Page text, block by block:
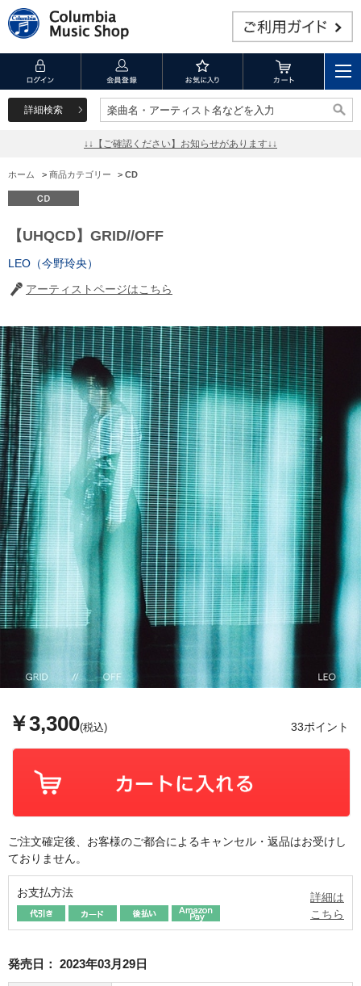
詳細検索 楽曲名・アーティスト名などを入力
楽曲名・アーティスト名などを入力
↓↓【ご確認ください】お知らせがあります↓↓
ホーム > 商品カテゴリー > CD
【UHQCD】GRID//OFF
LEO（今野玲央）
アーティストページはこちら
￥3,300(税込) 33ポイント
ご注文確定後、お客様のご都合によるキャンセル・返品はお受けし
ておりません。
お支払方法
詳細は
こちら
発売日： 2023年03月29日